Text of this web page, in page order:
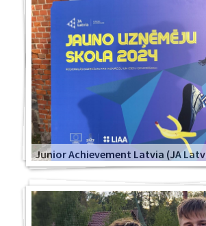
Junior Achievement Latvia (JA